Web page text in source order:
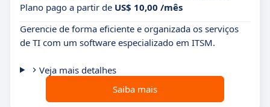
Plano pago a partir de US$ 10,00 /mês
Gerencie de forma eficiente e organizada os serviços
de TI com um software especializado em ITSM.
Veja mais detalhes
Saiba mais